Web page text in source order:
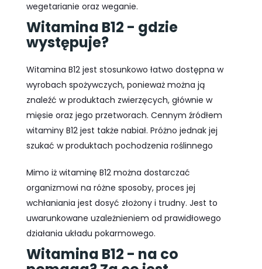
wegetarianie oraz weganie.
Witamina B12 - gdzie
występuje?
Witamina B12 jest stosunkowo łatwo dostępna w
wyrobach spożywczych, ponieważ można ją
znaleźć w produktach zwierzęcych, głównie w
mięsie oraz jego przetworach. Cennym źródłem
witaminy B12 jest także nabiał. Próżno jednak jej
szukać w produktach pochodzenia roślinnego
Mimo iż witaminę B12 można dostarczać
organizmowi na różne sposoby, proces jej
wchłaniania jest dosyć złożony i trudny. Jest to
uwarunkowane uzależnieniem od prawidłowego
działania układu pokarmowego.
Witamina B12 - na co